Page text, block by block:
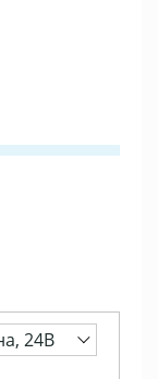
24В